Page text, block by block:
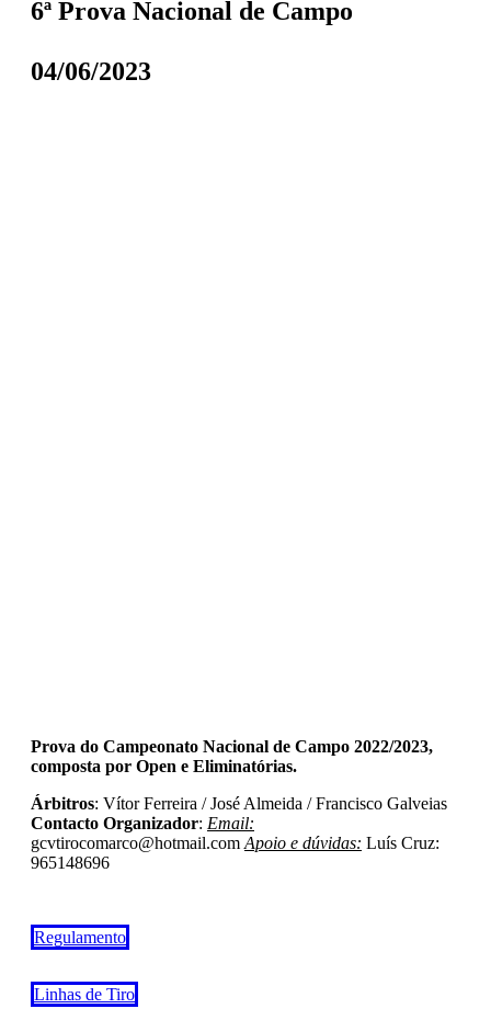
6ª Prova Nacional de Campo
04/06/2023
Prova do Campeonato Nacional de Campo 2022/2023,
composta por Open e Eliminatórias.
Árbitros: Vítor Ferreira / José Almeida / Francisco Galveias
Contacto Organizador: Email:
gcvtirocomarco@hotmail.com Apoio e dúvidas: Luís Cruz:
965148696
Regulamento
Linhas de Tiro